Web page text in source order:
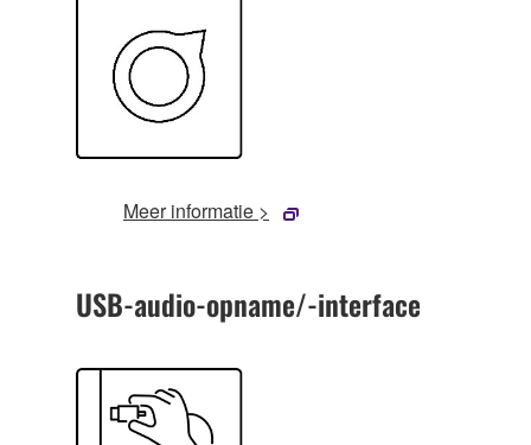
Meer informatie >
USB-audio-opname/-interface